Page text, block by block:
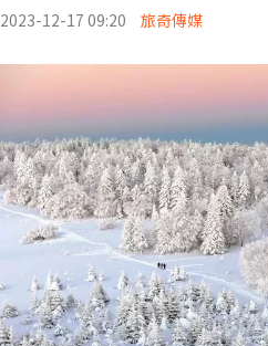
2023-12-17 09:20 旅奇傳媒